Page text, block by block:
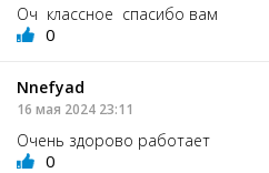
Оч классное спасибо вам
0
Nnefyad
16 мая 2024 23:11
Очень здорово работает
0